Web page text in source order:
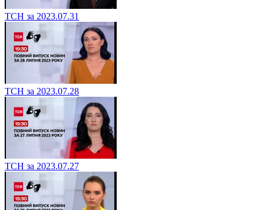
ТСН за 2023.07.31
ТСН за 2023.07.28
ТСН за 2023.07.27